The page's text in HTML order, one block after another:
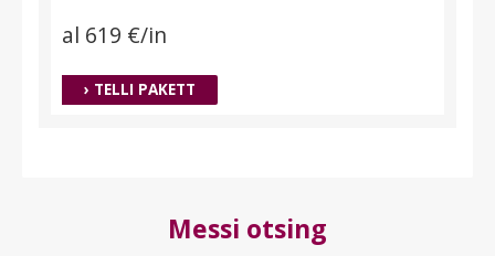
al 619 €/in
› TELLI PAKETT
Messi otsing